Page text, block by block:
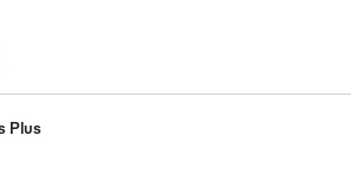
Plus